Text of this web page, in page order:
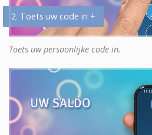
2. Toets uw code in +
Toets uw persoonlijke code in.